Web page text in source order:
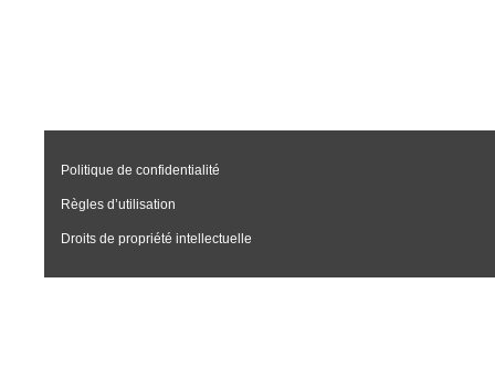
Politique de confidentialité
Règles d’utilisation
Droits de propriété intellectuelle